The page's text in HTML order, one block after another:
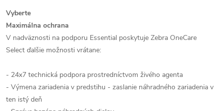
Vyberte
Maximálna ochrana
V nadväznosti na podporu Essential poskytuje Zebra OneCare
Select ďalšie možnosti vrátane:
- 24x7 technická podpora prostredníctvom živého agenta
- Výmena zariadenia v predstihu - zaslanie náhradného zariadenia v
ten istý deň